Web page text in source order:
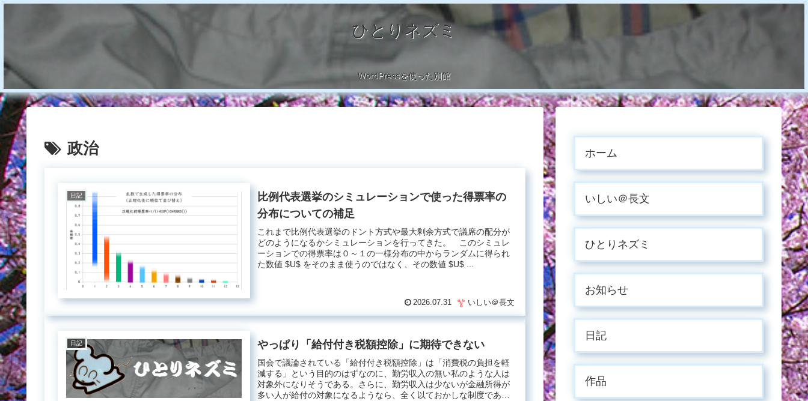
ひとりネズミ
WordPressを使った別館
政治
日記
比例代表選挙のシミュレーションで使った得票率の
分布についての補足
これまで比例代表選挙のドント方式や最大剰余方式で議席の配分が
どのようになるかシミュレーションを行ってきた。 このシミュレ
ーションでの得票率は０～１の一様分布の中からランダムに得られ
た数値 $U$ をそのまま使うのではなく、その数値 $U$ ...
2026.07.31 いしい＠長文
日記 やっぱり「給付付き税額控除」に期待できない
国会で議論されている「給付付き税額控除」は「消費税の負担を軽
減する」という目的のはずなのに、勤労収入の無い私のような人は
対象外になりそうである。さらに、勤労収入は少ないが金融所得が
多い人が給付の対象になるようなら、全く以ておかしな制度であ
ホーム
いしい＠長文
ひとりネズミ
お知らせ
日記
作品